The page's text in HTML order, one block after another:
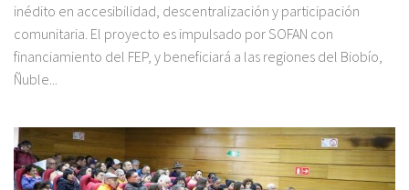
inédito en accesibilidad, descentralización y participación
comunitaria. El proyecto es impulsado por SOFAN con
financiamiento del FEP, y beneficiará a las regiones del Biobío,
Ñuble...